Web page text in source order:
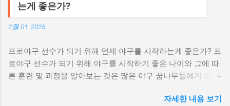
는게 좋은가?
2월 01, 2025
프로야구 선수가 되기 위해 언제 야구를 시작하는게 좋은가? 프
로야구 선수가 되기 위해 야구를 시작하기 좋은 나이와 그에 따
른 훈련 및 과정을 알아보는 것은 많은 야구 꿈나무들에게 중요
거쳐야 하는지, 그리고 프로야구 선수가 되기 위한 준비 과정에
자세한 내용 보기